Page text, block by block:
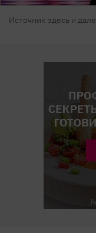
Источник здесь и